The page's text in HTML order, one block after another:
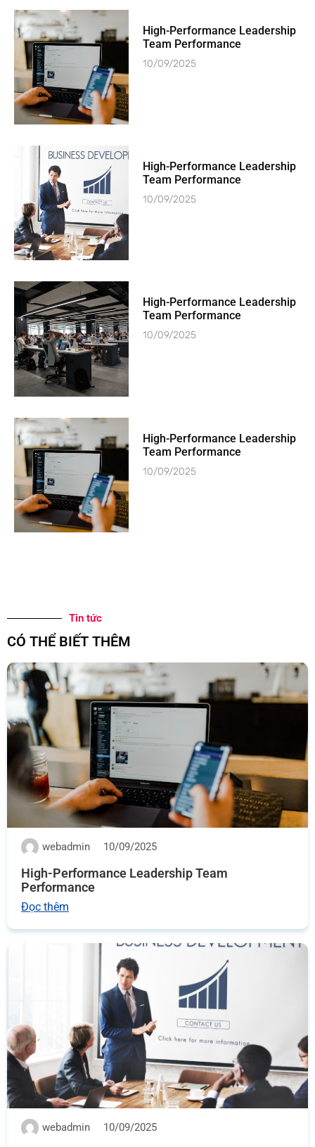
High-Performance Leadership
Team Performance
10/09/2025
High-Performance Leadership
Team Performance
10/09/2025
High-Performance Leadership
Team Performance
10/09/2025
High-Performance Leadership
Team Performance
10/09/2025
Tin tức
CÓ THỂ BIẾT THÊM
webadmin 10/09/2025
High-Performance Leadership Team
Performance
Đọc thêm
webadmin 10/09/2025